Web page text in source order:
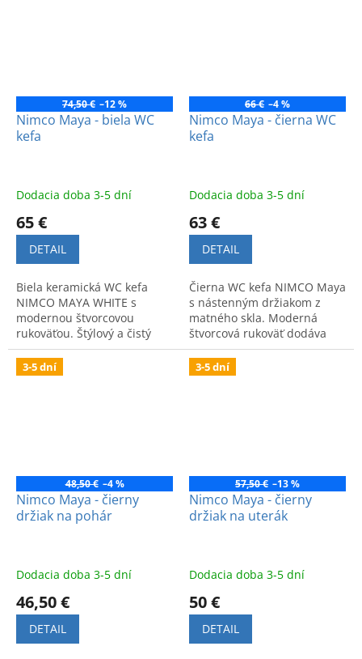
74,50 € –12 %
Nimco Maya - biela WC
kefa
Dodacia doba 3-5 dní
65 €
DETAIL
Biela keramická WC kefa
NIMCO MAYA WHITE s
modernou štvorcovou
rukoväťou. Štýlový a čistý
dizajn pre zjednotený vzhľad
vašej kúpeľne.
66 € –4 %
Nimco Maya - čierna WC
kefa
Dodacia doba 3-5 dní
63 €
DETAIL
Čierna WC kefa NIMCO Maya
s nástenným držiakom z
matného skla. Moderná
štvorcová rukoväť dodáva
kúpeľni eleganciu. Ideálna v
kombinácii so sériou Maya
black.
3-5 dní
48,50 € –4 %
Nimco Maya - čierny
držiak na pohár
Dodacia doba 3-5 dní
46,50 €
DETAIL
3-5 dní
57,50 € –13 %
Nimco Maya - čierny
držiak na uterák
Dodacia doba 3-5 dní
50 €
DETAIL